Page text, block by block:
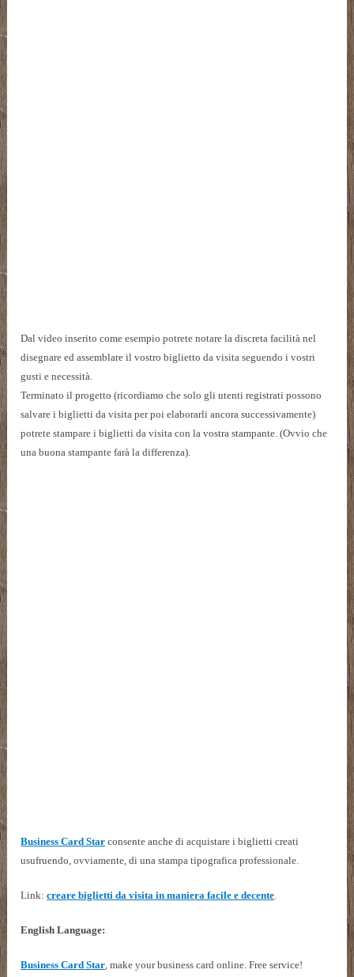
Dal video inserito come esempio potrete notare la discreta facilità nel
disegnare ed assemblare il vostro biglietto da visita seguendo i vostri
gusti e necessità.
Terminato il progetto (ricordiamo che solo gli utenti registrati possono
salvare i biglietti da visita per poi elaborarli ancora successivamente)
potrete stampare i biglietti da visita con la vostra stampante. (Ovvio che
una buona stampante farà la differenza).
Business Card Star consente anche di acquistare i biglietti creati
usufruendo, ovviamente, di una stampa tipografica professionale.
Link:creare biglietti da visita in maniera facile e decente.
English Language:
Business Card Star, make your business card online. Free service!